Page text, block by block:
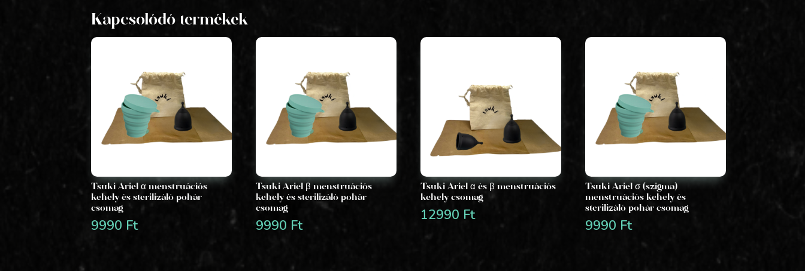
Kapcsolódó termékek
Tsuki Ariel α menstruációs
kehely és sterilizáló pohár
csomag
9990 Ft
Tsuki Ariel β menstruációs
kehely és sterilizáló pohár
csomag
9990 Ft
Tsuki Ariel α és β menstruációs
kehely csomag
12990 Ft
Tsuki Ariel σ (szigma)
menstruációs kehely és
sterilizáló pohár csomag
9990 Ft